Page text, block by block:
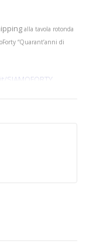
alla tavola rotonda
“Quarant’anni di